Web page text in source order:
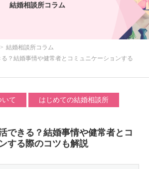
結婚相談所コラム
結婚相談所コラム
？結婚事情や健常者とコミュニケーションする
て はじめての結婚相談所
できる？結婚事情や健常者とコ
する際のコツも解説